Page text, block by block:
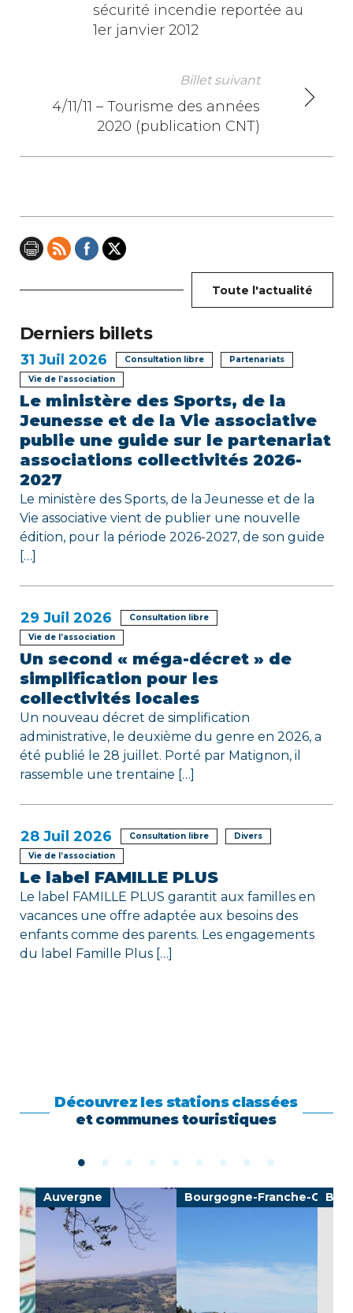
t
o
n
d
e
l
’
a
r
t
i
c
l
sécurité incendie reportée au
1er janvier 2012
Billet suivant
4/11/11 – Tourisme des années
2020 (publication CNT)
Toute l'actualité
Derniers billets
31 Juil 2026 Consultation libre
Partenariats
Vie de l’association
Le ministère des Sports, de la
Jeunesse et de la Vie associative
publie une guide sur le partenariat
associations collectivités 2026-
2027
Le ministère des Sports, de la Jeunesse et de la
Vie associative vient de publier une nouvelle
édition, pour la période 2026-2027, de son guide
[…]
29 Juil 2026
Consultation libre
Vie de l’association
Un second « méga-décret » de
simplification pour les
collectivités locales
Un nouveau décret de simplification
administrative, le deuxième du genre en 2026, a
été publié le 28 juillet. Porté par Matignon, il
rassemble une trentaine […]
28 Juil 2026 Consultation libre
Divers
Vie de l’association
Le label FAMILLE PLUS
Le label FAMILLE PLUS garantit aux familles en
vacances une offre adaptée aux besoins des
enfants comme des parents. Les engagements
du label Famille Plus […]
Découvrez les stations classées
et communes touristiques
Auvergne Bourgogne-Franche-Comté